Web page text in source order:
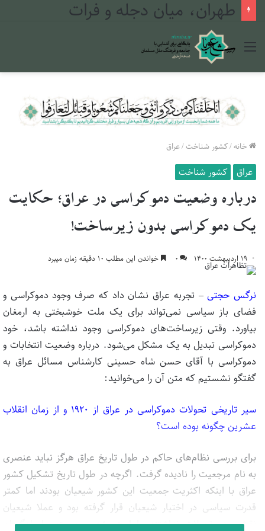
طهران، میان دجله و فرات
منو
خانه/کشور شناخت/عراق
عراق کشور شناخت
درباره وضعیت دموکراسی در عراق؛ حکایت
یک دموکراسی بدون زیرساخت!
۱۹ اردیبهشت ۱۴۰۰ ۰ خواندن این مطلب ۱۰ دقیقه زمان میبرد
نرگس حجتی– تجربه عراق نشان داد که صرف وجود دموکراسی و
فضای باز سیاسی نمی‌تواند برای یک ملت خوشبختی به ارمغان
بیاورد. وقتی زیرساخت‌های دموکراسی وجود نداشته باشد، خود
دموکراسی تبدیل به یک مشکل می‌شود. درباره وضعیت انتخابات و
دموکراسی با آقای حسن شاه حسینی کارشناس مسائل عراق به
گفتگو نشستیم که متن آن را می‌خوانید:
سیر تاریخی تحولات دموکراسی در عراق از ۱۹۲۰ و از زمان انقلاب
عشرین چگونه بوده است؟
برای بررسی نظام‌های حاکم در طول تاریخ عراق هرگز نباید عنصری
به نام مرجعیت را نادیده گرفت. اگرچه در طول تاریخ تشکیل کشور
عراق با اینکه اکثریت جمعیت این کشور شیعیان بودند اما کمتر
قدرت سیاسی در اختیار شیعیان قرار گرفته بود و عملا شیعیان
نقشی در تحولات نداشتند. اما همیشه مرجعیت سلسله‌گردان